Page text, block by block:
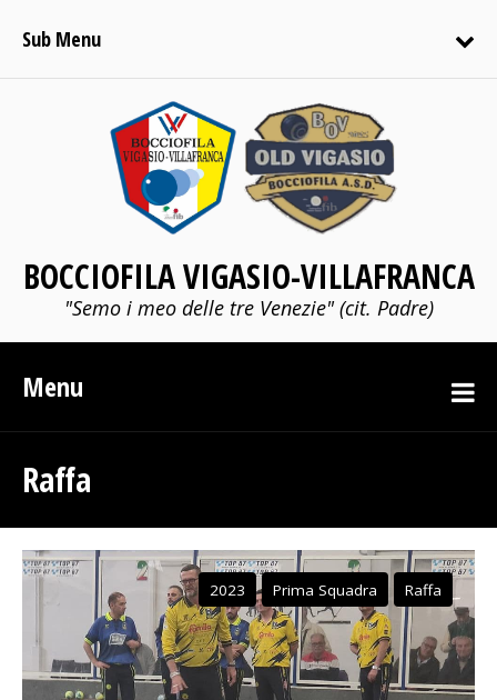
Sub Menu
BOCCIOFILA VIGASIO-VILLAFRANCA
"Semo i meo delle tre Venezie" (cit. Padre)
Menu
Raffa
2023 Prima Squadra Raffa